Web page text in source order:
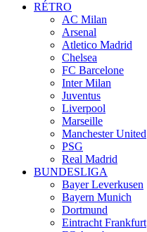
RÉTRO
AC Milan
Arsenal
Atletico Madrid
Chelsea
FC Barcelone
Inter Milan
Juventus
Liverpool
Marseille
Manchester United
PSG
Real Madrid
BUNDESLIGA
Bayer Leverkusen
Bayern Munich
Dortmund
Eintracht Frankfurt